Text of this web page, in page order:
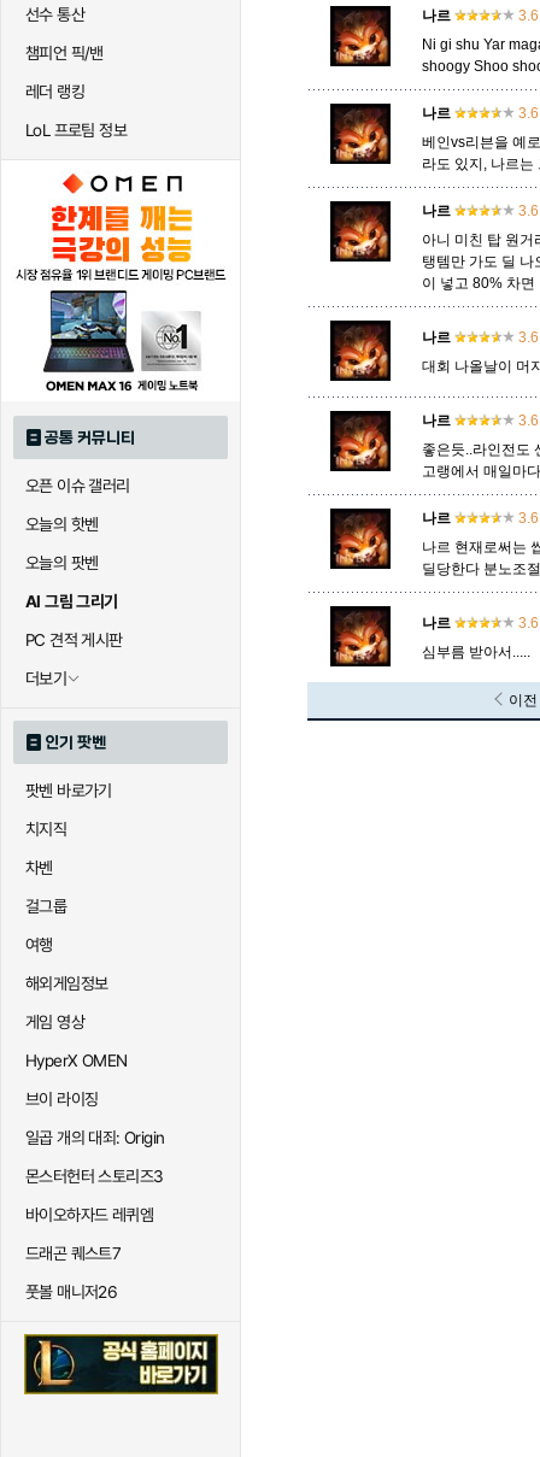
선수 통산
챔피언 픽/밴
레더 랭킹
LoL 프로팀 정보
공통 커뮤니티
오픈 이슈 갤러리
오늘의 핫벤
오늘의 팟벤
AI 그림 그리기
PC 견적 게시판
더보기
인기 팟벤
팟벤 바로가기
치지직
차벤
걸그룹
여행
해외게임정보
게임 영상
HyperX OMEN
브이 라이징
일곱 개의 대죄: Origin
몬스터헌터 스토리즈3
바이오하자드 레퀴엠
드래곤 퀘스트7
풋볼 매니저26
나르
3.6
Ni gi shu Yar
shoogy Shoo
나르
3.6
베인vs리븐을 예
라도 있지, 나르는
나르
3.6
아니 미친 탑 원거
탱템만 가도 딜 나
이 넣고 80% 차
나르
3.6
대회 나올날이 머
나르
3.6
좋은듯..라인전도
고랭에서 매일마
나르
3.6
나르 현재로써는
딜당한다 분노조
나르
3.6
심부름 받아서.....
이전